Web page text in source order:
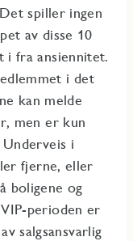
spiller ingen
av disse 10
i fra ansiennitet.
i det
kan melde
men er kun
i
fjerne, eller
boligene og
perioden er
salgsansvarlig